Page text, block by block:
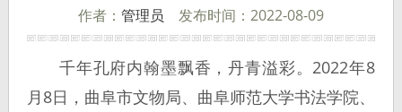
作者： 管理员 发布时间：2022-08-09
千年孔府内翰墨飘香，丹青溢彩。2022年8
月8日，曲阜市文物局、曲阜师范大学书法学院、